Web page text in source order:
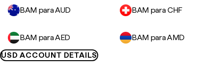
BAM para AUD BAM para CHF
BAM para AED
BAM para AMD
USD ACCOUNT DETAILS